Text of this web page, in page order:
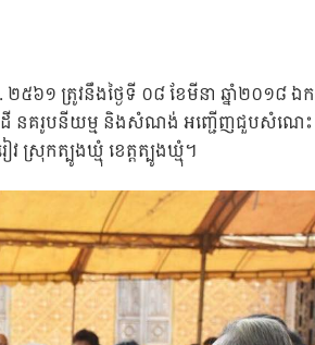
៥៦១ ត្រូវនឹងថ្ងៃទី ០៨ ខែមីនា ឆ្នាំ២០១៨ ឯក
ដែនដី នគរូបនីយម្ម និងសំណង់ អញ្ជើញជួបសំណេះ
រុកត្បូងឃ្មុំ ខេត្តត្បូងឃ្មុំ។